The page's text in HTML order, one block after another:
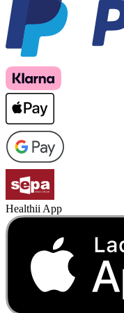
Healthii App